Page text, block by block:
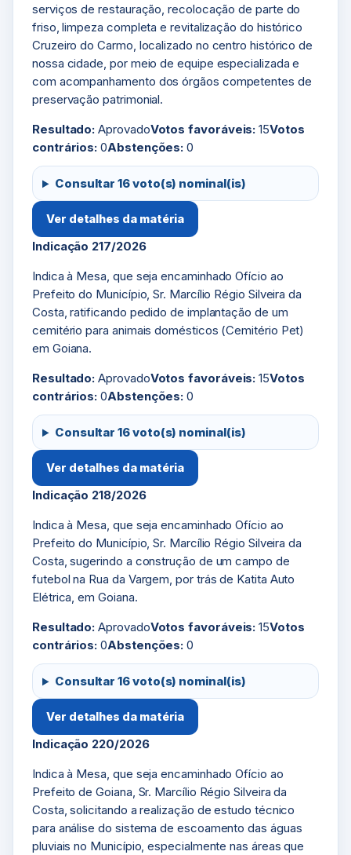
serviços de restauração, recolocação de parte do
friso, limpeza completa e revitalização do histórico
Cruzeiro do Carmo, localizado no centro histórico de
nossa cidade, por meio de equipe especializada e
com acompanhamento dos órgãos competentes de
preservação patrimonial.
Resultado: AprovadoVotos favoráveis: 15Votos
contrários: 0Abstenções: 0
Consultar 16 voto(s) nominal(is)
Ver detalhes da matéria
Indicação 217/2026
Indica à Mesa, que seja encaminhado Ofício ao
Prefeito do Município, Sr. Marcílio Régio Silveira da
Costa, ratificando pedido de implantação de um
cemitério para animais domésticos (Cemitério Pet)
em Goiana.
Resultado: AprovadoVotos favoráveis: 15Votos
contrários: 0Abstenções: 0
Consultar 16 voto(s) nominal(is)
Ver detalhes da matéria
Indicação 218/2026
Indica à Mesa, que seja encaminhado Ofício ao
Prefeito do Município, Sr. Marcílio Régio Silveira da
Costa, sugerindo a construção de um campo de
futebol na Rua da Vargem, por trás de Katita Auto
Elétrica, em Goiana.
Resultado: AprovadoVotos favoráveis: 15Votos
contrários: 0Abstenções: 0
Consultar 16 voto(s) nominal(is)
Ver detalhes da matéria
Indicação 220/2026
Indica à Mesa, que seja encaminhado Ofício ao
Prefeito de Goiana, Sr. Marcílio Régio Silveira da
Costa, solicitando a realização de estudo técnico
para análise do sistema de escoamento das águas
pluviais no Município, especialmente nas áreas que